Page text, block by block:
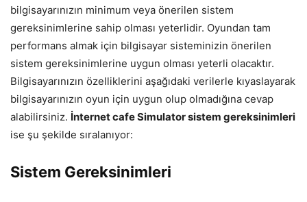
bilgisayarınızın minimum veya önerilen sistem
gereksinimlerine sahip olması yeterlidir. Oyundan tam
performans almak için bilgisayar sisteminizin önerilen
sistem gereksinimlerine uygun olması yeterli olacaktır.
Bilgisayarınızın özelliklerini aşağıdaki verilerle kıyaslayarak
bilgisayarınızın oyun için uygun olup olmadığına cevap
alabilirsiniz. İnternet cafe Simulator sistem gereksinimleri
ise şu şekilde sıralanıyor:
Sistem Gereksinimleri